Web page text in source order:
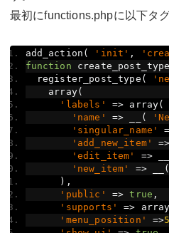
最初にfunctions.phpに以下タ
add_action ( 'init' ,
function
  register_post_type
(
    array
(
'labels'
=> array(
'name'
=> (
'singular_name'
'add_new_item'
=>
'edit_item'
=>
'new_item'
=> __ (
),
'public'
=> true ,
'supports'
=> array
'menu_position'
=>5